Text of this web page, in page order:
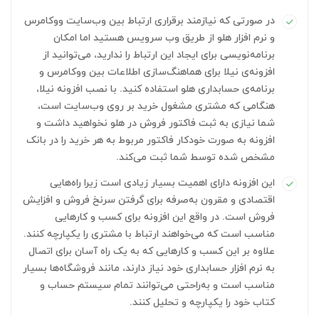
در صورتی که نیازمند برقراری ارتباط بین وب‌سایت ووکامرس
و نرم افزار هلو از طریق وب سرویس هستید اما امکان
برنامه‌نویسی برای ایجاد این ارتباط را ندارید، می‌توانید از
افزونه‌ی نیلا برای هماهنگ‌سازی اطلاعات بین ووکامرس و
برنامه‌ی حسابداری هلو استفاده کنید. با نصب افزونه نیلا،
هنگامی که مشتری مشغول خرید بر روی وب‌سایت است،
شما نیازی به ثبت فاکتور فروش در هلو نخواهید داشت و
افزونه به صورت خودکار فاکتور مربوط به هر خرید را در بانک
مشخص شده توسط شما ثبت می‌کند.
این افزونه دارای اهمیت بسیار زیادی است زیرا راه‌هایی
اقتصادی و مقرون به‌صرفه برای گرفتن سرنخ فروش و افزایش
فروش است. در واقع این افزونه برای کسب و کارهایی
مناسب است که می‌خواهند ارتباط با مشتری را یکپارچه کنند.
علاوه بر این کسب و کارهایی که به یک راه آسان برای اتصال
به نرم‌ افزار حسابداری خود نیاز دارند، مانند فروشگاه‌ها بسیار
مناسب است و به‌راحتی می‌توانند تمام سیستم حساب و
کتاب خود را یکپارچه و تحلیل کنند.